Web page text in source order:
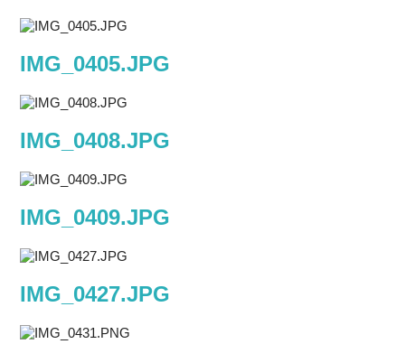
IMG_0405.JPG
IMG_0408.JPG
IMG_0409.JPG
IMG_0427.JPG